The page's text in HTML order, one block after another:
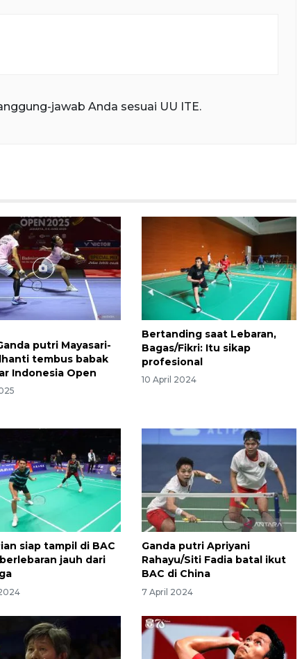
jawab Anda sesuai UU ITE.
putri Mayasari-
tembus babak
Indonesia Open
Bertanding saat Lebaran,
Bagas/Fikri: Itu sikap
profesional
10 April 2024
siap tampil di BAC
jauh dari
Ganda putri Apriyani
Rahayu/Siti Fadia batal ikut
BAC di China
7 April 2024